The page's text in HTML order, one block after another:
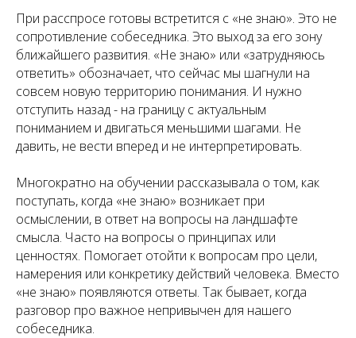
При расспросе готовы встретится с «не знаю». Это не
сопротивление собеседника. Это выход за его зону
ближайшего развития. «Не знаю» или «затрудняюсь
ответить» обозначает, что сейчас мы шагнули на
совсем новую территорию понимания. И нужно
отступить назад - на границу с актуальным
пониманием и двигаться меньшими шагами. Не
давить, не вести вперед и не интерпретировать.
Многократно на обучении рассказывала о том, как
поступать, когда «не знаю» возникает при
осмыслении, в ответ на вопросы на ландшафте
смысла. Часто на вопросы о принципах или
ценностях. Помогает отойти к вопросам про цели,
намерения или конкретику действий человека. Вместо
«не знаю» появляются ответы. Так бывает, когда
разговор про важное непривычен для нашего
собеседника.